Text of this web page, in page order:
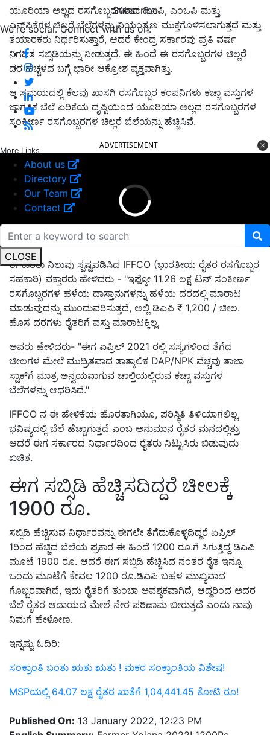
Subscribe
We're social. Connect with us on:
More Links
About us
Directory
Our Team
Contact
CLOSE
ಯೂರಿಯಾ ಅಲ್ಲದ ರಸಗೊಬ್ಬರಗಳಾದ ಡಿಎಪಿ, ಎಂಒಪಿ ಮತ್ತು
ಎನ್‌ಪಿಕೆಗಳ ಚಿಲ್ಲರೆ ಬೆಲೆಗಳನ್ನು ನಿಯಂತ್ರಣ ಮುಕ್ತಗೊಳಿಸಲಾಗುತ್ತದೆ ಮತ್ತು
ತಯಾರಕರು ನಿರ್ಧರಿಸುತ್ತಾರೆ, ಆದರೆ ಕೇಂದ್ರ ಸರ್ಕಾರವು ಪ್ರತಿ ವರ್ಷ
ನಿಗದಿತ ಸಬ್ಸಿಡಿಯನ್ನು ನೀಡುತ್ತದೆ. ಈ ಹಿಂದೆ ಈ ರಸಗೊಬ್ಬರಗಳ ಚಿಲ್ಲರೆ
ದರ ಹೆಚ್ಚಳದ ಬಗ್ಗೆ ಭಾರೀ ಆಕ್ರೋಶ ವ್ಯಕ್ತವಾಗಿತ್ತು.
ಆ ಸಮಯದಲ್ಲಿ ಕೆಲವು ಖಾಸಗಿ ರಸಗೊಬ್ಬರ ಕಂಪನಿಗಳು ಕಚ್ಚಾ ವಸ್ತುಗಳ
ಜಾಗತಿಕ ಬೆಲೆ ಏರಿಕೆಯ ದೃಷ್ಟಿಯಿಂದ ಯೂರಿಯಾ ಅಲ್ಲದ ರಸಗೊಬ್ಬರಗಳ
ಸಂಕೀರ್ಣ ರಸಗೊಬ್ಬರಗಳ ಚಿಲ್ಲರೆ ಬೆಲೆಯನ್ನು ಹೆಚ್ಚಿಸಿವೆ.
ADVERTISEMENT
ಈ ಕುರಿತು ನಿಲುವು ಸ್ಪಷ್ಟಪಡಿಸಿದ IFFCO (ಭಾರತೀಯ ರೈತರ ರಸಗೊಬ್ಬರ
ಸಹಕಾರಿ) ವಕ್ತಾರರು ಹೇಳಿದರು - "ಇಫ್ಕೋ 11.26 ಲಕ್ಷ ಟನ್ ಸಂಕೀರ್ಣ
ರಸಗೊಬ್ಬರಗಳ ಹಳೆಯ ದಾಸ್ತಾನುಗಳನ್ನು ಹಳೆಯ ದರದಲ್ಲಿ ಮಾರಾಟ
ಮಾಡುವುದನ್ನು ಮುಂದುವರಿಸುತ್ತದೆ, ಅಲ್ಲಿ ಡಿಎಪಿ ₹ 1,200 / ಚೀಲ.
ಹೊಸ ದರಗಳು ರೈತರಿಗೆ ವಸ್ತು ಮಾರಾಟಕ್ಕಿಲ್ಲ.
ಅವರು ಹೇಳಿದರು- "ಈಗ ಏಪ್ರಿಲ್ 2021 ರಲ್ಲಿ ಸಸ್ಯಗಳಿಂದ ತೆಗೆದ
ಚೀಲಗಳ ಮೇಲೆ ಮುದ್ರಿತವಾದ ತಾತ್ಕಾಲಿಕ DAP/NPK ವೆಚ್ಚವು ತಾಜಾ
ಸ್ಟಾಕ್‌ಗೆ ಮಾತ್ರ ಅನ್ವಯವಾಗುವ ಚಾಲ್ತಿಯಲ್ಲಿರುವ ಕಚ್ಚಾ ವಸ್ತುಗಳ
ಬೆಲೆಗಳನ್ನು ಆಧರಿಸಿದೆ."
IFFCO ನ ಈ ಹೇಳಿಕೆಯ ಹೊರತಾಗಿಯೂ, ಪರಿಸ್ಥಿತಿ ತಿಳಿಯಾಗಲಿಲ್ಲ,
ಭವಿಷ್ಯದಲ್ಲಿ ಬೆಲೆ ಹೆಚ್ಚಾಗುತ್ತದೆ ಎಂಬ ಅನುಮಾನ ರೈತರ ಮನದಲ್ಲಿತ್ತು,
ಆದರೆ ಈಗ ಸರ್ಕಾರದ ನಿರ್ಧಾರದಿಂದ ರೈತರು ನಿಟ್ಟುಸಿರು ಬಿಡುವುದು
ಖಚಿತ.
ಈಗ ಸಬ್ಸಿಡಿ ಹೆಚ್ಚಿಸದಿದ್ದರೆ ಚೀಲಕ್ಕೆ
1900 ರೂ.
ಸಬ್ಸಿಡಿ ಹೆಚ್ಚಿಸುವ ನಿರ್ಧಾರವನ್ನು ಈಗಲೇ ತೆಗೆದುಕೊಳ್ಳದಿದ್ದರೆ ಏಪ್ರಿಲ್
1ರಿಂದ ಹೆಚ್ಚಿದ ಬೆಲೆಯ ಪ್ರಕಾರ ಈ ಹಿಂದೆ 1200 ರೂ.ಗೆ ಸಿಗುತ್ತಿದ್ದ ಡಿಎಪಿ
ಮೂಟೆ 1900 ರೂ. ಆದರೆ ಈಗ ಸಬ್ಸಿಡಿ ಹೆಚ್ಚಿಸಿದ ನಂತರ ರೈತ ಇನ್ನೂ
ಒಂದು ಮೂಟೆಗೆ ಕೇವಲ 1200 ರೂ.ಡಿಎಪಿ ಬಹಳ ಮುಖ್ಯವಾದ
ಗೊಬ್ಬರವಾಗಿದೆ, ಇದು ರೈತರಿಗೆ ತುಂಬಾ ಅವಶ್ಯಕವಾಗಿದೆ, ಆದ್ದರಿಂದ ಅದರ
ಬೆಲೆ ರೈತರ ಆದಾಯದ ಮೇಲೆ ನೇರ ಪರಿಣಾಮ ಬೀರುತ್ತದೆ ಎಂದು ನಾವು
ನಿಮಗೆ ಹೇಳೋಣ.
ಇನ್ನಷ್ಟು ಓದಿರಿ:
ಸಂಕ್ರಾಂತಿ ಬಂತು ಋತು ಋತು ! ಮಕರ ಸಂಕ್ರಾಂತಿಯ ವಿಶೇಷ!
MSPಯಲ್ಲಿ 64.07 ಲಕ್ಷ ರೈತರ ಖಾತೆಗೆ 1,04,441.45 ಕೋಟಿ ರೂ!
Published On: 13 January 2022, 12:23 PM